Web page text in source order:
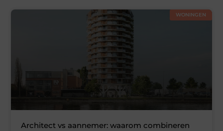
WONINGEN
Architect vs aannemer: waarom combineren